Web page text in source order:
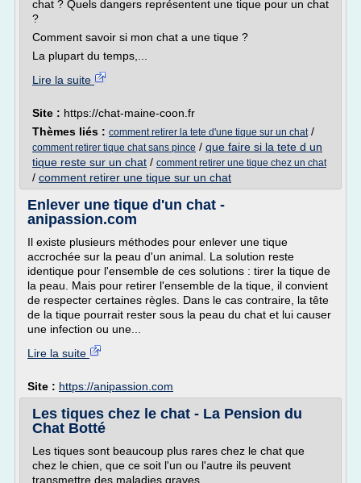
chat ? Quels dangers représentent une tique pour un chat
?
Comment savoir si mon chat a une tique ?
La plupart du temps,...
Lire la suite
Site : https://chat-maine-coon.fr
Thèmes liés : comment retirer la tete d'une tique sur un chat/
comment retirer tique chat sans pince / que faire si la tete d un
tique reste sur un chat / comment retirer une tique chez un chat
/ comment retirer une tique sur un chat
Enlever une tique d'un chat -
anipassion.com
Il existe plusieurs méthodes pour enlever une tique
accrochée sur la peau d'un animal. La solution reste
identique pour l'ensemble de ces solutions : tirer la tique de
la peau. Mais pour retirer l'ensemble de la tique, il convient
de respecter certaines règles. Dans le cas contraire, la tête
de la tique pourrait rester sous la peau du chat et lui causer
une infection ou une...
Lire la suite
Site : https://anipassion.com
Les tiques chez le chat - La Pension du
Chat Botté
Les tiques sont beaucoup plus rares chez le chat que
chez le chien, que ce soit l'un ou l'autre ils peuvent
transmettre des maladies graves.